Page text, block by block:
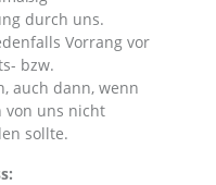
durch uns.
Vorrang vor
bzw.
auch dann, wenn
von uns nicht
sollte.